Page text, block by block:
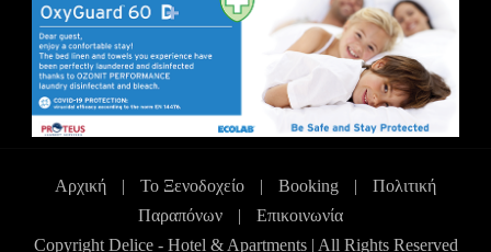
Αρχική | Το Ξενοδοχείο | Booking |
Πολιτική
Παραπόνων
|
Επικοινωνία
Copyright Delice - Hotel & Apartments | All Rights Reserved